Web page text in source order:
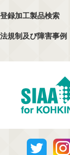
登録加工製品検索
法規制及び障害事例